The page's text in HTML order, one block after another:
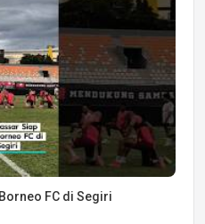
FC di Segiri